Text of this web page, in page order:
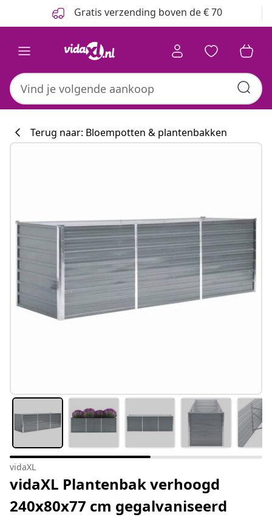
Gratis verzending boven de € 70
Terug naar: Bloempotten & plantenbakken
vidaXL
vidaXL Plantenbak verhoogd
240x80x77 cm gegalvaniseerd